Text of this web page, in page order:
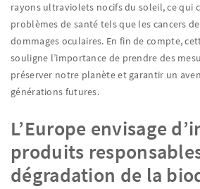
rayons ultraviolets nocifs du soleil, ce qui
problèmes de santé tels que les cancers
dommages oculaires. En fin de compte,
souligne l’importance de prendre des
préserver notre planète et garantir un
générations futures.
L’Europe envisage
produits
dégradation de la